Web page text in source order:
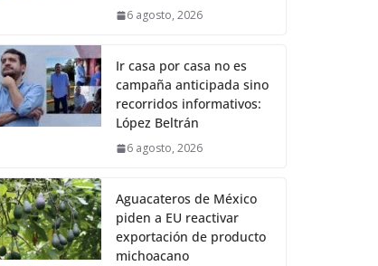
6 agosto, 2026
Ir casa por casa no es
campaña anticipada sino
recorridos informativos:
López Beltrán
6 agosto, 2026
Aguacateros de México
piden a EU reactivar
exportación de producto
michoacano